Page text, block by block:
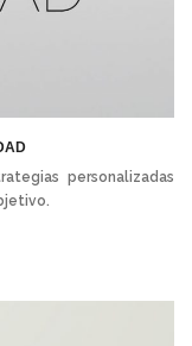
personalizadas